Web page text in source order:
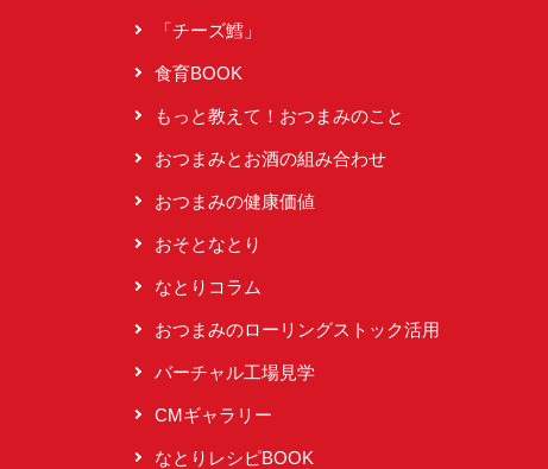
「チーズ鱈」
食育BOOK
もっと教えて！おつまみのこと
おつまみとお酒の組み合わせ
おつまみの健康価値
おそとなとり
なとりコラム
おつまみのローリングストック活用
バーチャル工場見学
CMギャラリー
なとりレシピBOOK